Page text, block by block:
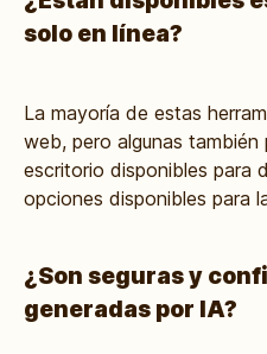
solo en línea?
La mayoría de estas
web, pero algunas
escritorio disponibles para
opciones disponibles para
¿Son seguras y
generadas por IA?